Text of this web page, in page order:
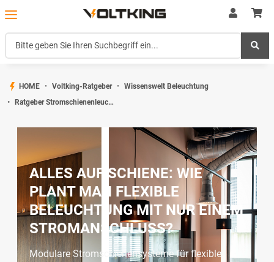
HOME Voltking-Ratgeber
Wissenswelt Beleuchtung
Ratgeber Stromschienenleuchten
ALLES AUF SCHIENE: WIE
PLANT MAN FLEXIBLE
BELEUCHTUNG MIT NUR EINEM
STROMANSCHLUSS?
Modulare Stromschienensysteme für flexible